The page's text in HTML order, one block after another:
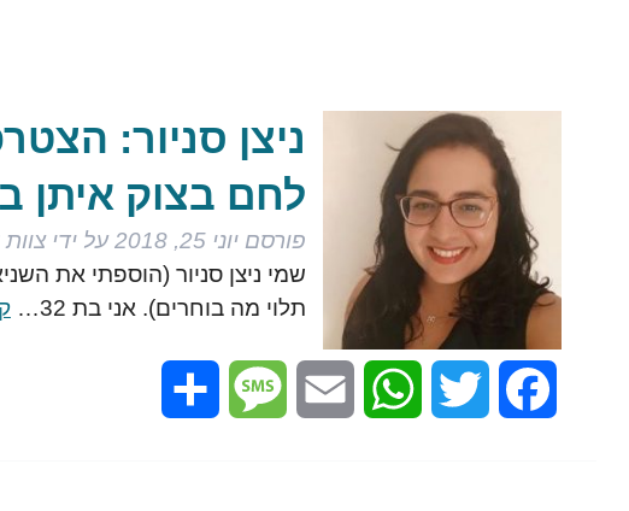
ניצן סניור:
לחם בצוק איתן
פורסםיוני 25, 2018 על ידי צוות
שמי ניצן סניור (הוספתי את
תלוי מה בוחרים). אני בת 32…
Facebook
Twitter
WhatsApp
Email
Message